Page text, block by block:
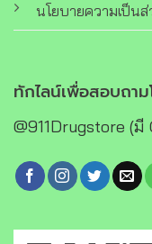
นโยบายความเป็น
ทักไลน์เพื่อสอบถา
@911Drugstore (มี